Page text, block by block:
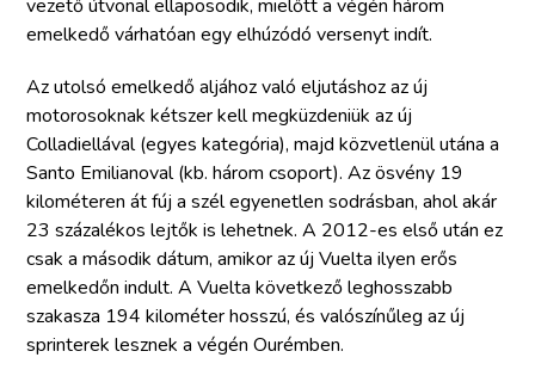
vezető útvonal ellaposodik, mielőtt a végén három
emelkedő várhatóan egy elhúzódó versenyt indít.
Az utolsó emelkedő aljához való eljutáshoz az új
motorosoknak kétszer kell megküzdeniük az új
Colladiellával (egyes kategória), majd közvetlenül utána a
Santo Emilianoval (kb. három csoport). Az ösvény 19
kilométeren át fúj a szél egyenetlen sodrásban, ahol akár
23 százalékos lejtők is lehetnek. A 2012-es első után ez
csak a második dátum, amikor az új Vuelta ilyen erős
emelkedőn indult. A Vuelta következő leghosszabb
szakasza 194 kilométer hosszú, és valószínűleg az új
sprinterek lesznek a végén Ourémben.